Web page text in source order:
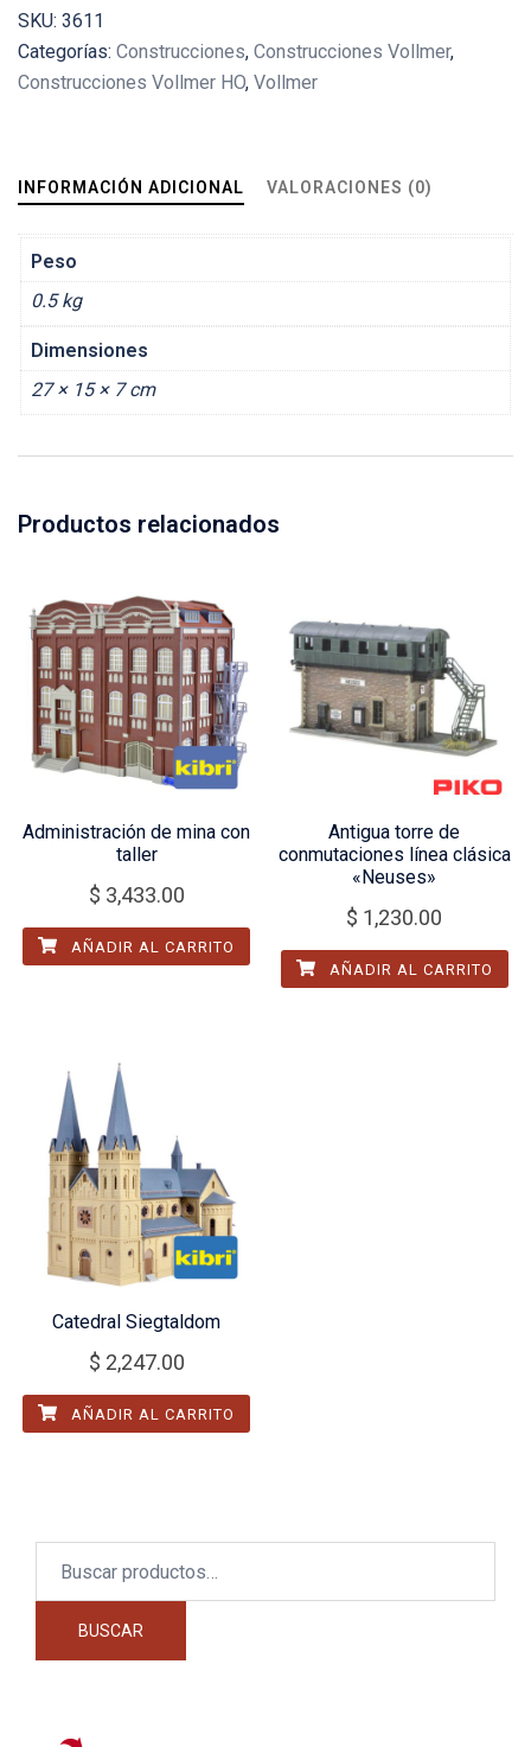
SKU: 3611
Categorías: Construcciones, Construcciones Vollmer,
Construcciones Vollmer HO, Vollmer
INFORMACIÓN ADICIONAL VALORACIONES (0)
Peso
0.5 kg
Dimensiones
27 × 15 × 7 cm
Productos relacionados
Administración de mina con
taller
$ 3,433.00
AÑADIR AL CARRITO
Antigua torre de
conmutaciones línea clásica
«Neuses»
$ 1,230.00
AÑADIR AL CARRITO
Catedral Siegtaldom
$ 2,247.00
AÑADIR AL CARRITO
BUSCAR